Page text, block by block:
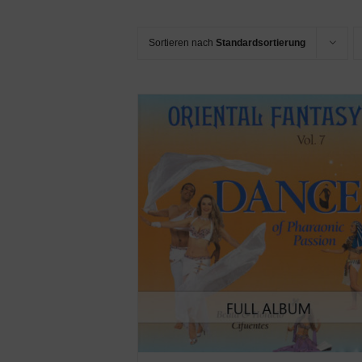
Sortieren nach Standardsortierung